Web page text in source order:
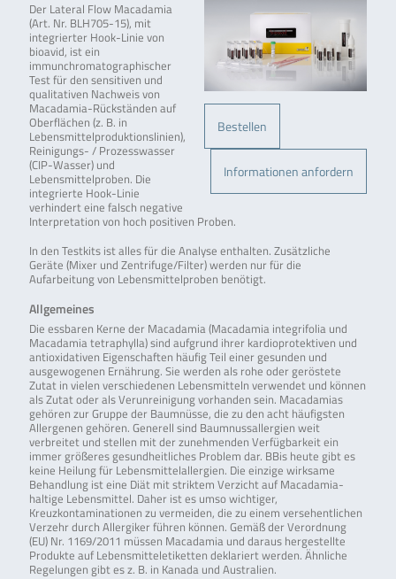
Bestellen
Informationen anfordern
Der Lateral Flow Macadamia
(Art. Nr. BLH705-15), mit
integrierter Hook-Linie von
bioavid, ist ein
immunchromatographischer
Test für den sensitiven und
qualitativen Nachweis von
Macadamia-Rückständen auf
Oberflächen (z. B. in
Lebensmittelproduktionslinien),
Reinigungs- / Prozesswasser
(CIP-Wasser) und
Lebensmittelproben. Die
integrierte Hook-Linie
verhindert eine falsch negative
Interpretation von hoch positiven Proben.
In den Testkits ist alles für die Analyse enthalten. Zusätzliche
Geräte (Mixer und Zentrifuge/Filter) werden nur für die
Aufarbeitung von Lebensmittelproben benötigt.
Allgemeines
Die essbaren Kerne der Macadamia (Macadamia integrifolia und
Macadamia tetraphylla) sind aufgrund ihrer kardioprotektiven und
antioxidativen Eigenschaften häufig Teil einer gesunden und
ausgewogenen Ernährung. Sie werden als rohe oder geröstete
Zutat in vielen verschiedenen Lebensmitteln verwendet und können
als Zutat oder als Verunreinigung vorhanden sein. Macadamias
gehören zur Gruppe der Baumnüsse, die zu den acht häufigsten
Allergenen gehören. Generell sind Baumnussallergien weit
verbreitet und stellen mit der zunehmenden Verfügbarkeit ein
immer größeres gesundheitliches Problem dar. BBis heute gibt es
keine Heilung für Lebensmittelallergien. Die einzige wirksame
Behandlung ist eine Diät mit striktem Verzicht auf Macadamia-
haltige Lebensmittel. Daher ist es umso wichtiger,
Kreuzkontaminationen zu vermeiden, die zu einem versehentlichen
Verzehr durch Allergiker führen können. Gemäß der Verordnung
(EU) Nr. 1169/2011 müssen Macadamia und daraus hergestellte
Produkte auf Lebensmitteletiketten deklariert werden. Ähnliche
Regelungen gibt es z. B. in Kanada und Australien.